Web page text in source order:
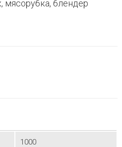
мясорубка, блендер
1000